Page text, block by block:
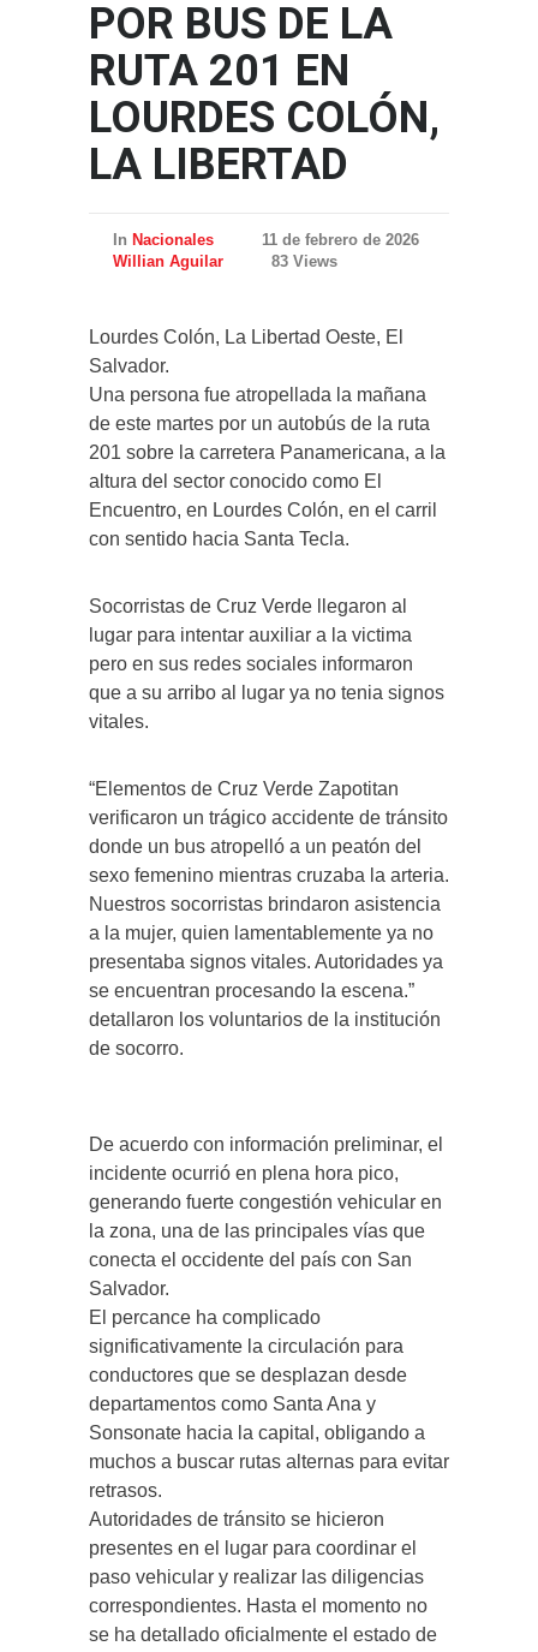
POR BUS DE LA
RUTA 201 EN
LOURDES COLÓN,
LA LIBERTAD
In Nacionales
11 de febrero de 2026
Willian Aguilar
83 Views
Lourdes Colón, La Libertad Oeste, El
Salvador.
Una persona fue atropellada la mañana
de este martes por un autobús de la ruta
201 sobre la carretera Panamericana, a la
altura del sector conocido como El
Encuentro, en Lourdes Colón, en el carril
con sentido hacia Santa Tecla.
Socorristas de Cruz Verde llegaron al
lugar para intentar auxiliar a la victima
pero en sus redes sociales informaron
que a su arribo al lugar ya no tenia signos
vitales.
“Elementos de Cruz Verde Zapotitan
verificaron un trágico accidente de tránsito
donde un bus atropelló a un peatón del
sexo femenino mientras cruzaba la arteria.
Nuestros socorristas brindaron asistencia
a la mujer, quien lamentablemente ya no
presentaba signos vitales. Autoridades ya
se encuentran procesando la escena.”
detallaron los voluntarios de la institución
de socorro.
De acuerdo con información preliminar, el
incidente ocurrió en plena hora pico,
generando fuerte congestión vehicular en
la zona, una de las principales vías que
conecta el occidente del país con San
Salvador.
El percance ha complicado
significativamente la circulación para
conductores que se desplazan desde
departamentos como Santa Ana y
Sonsonate hacia la capital, obligando a
muchos a buscar rutas alternas para evitar
retrasos.
Autoridades de tránsito se hicieron
presentes en el lugar para coordinar el
paso vehicular y realizar las diligencias
correspondientes. Hasta el momento no
se ha detallado oficialmente el estado de